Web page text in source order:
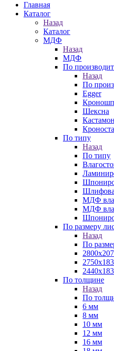
Главная
Каталог
Назад
Каталог
МДФ
Назад
МДФ
По
Назад
По
Egger
Шексна
По типу
Назад
По типу
МДФ
МДФ
По размеру
Назад
По
По толщине
Назад
По
6 мм
8 мм
10 мм
12 мм
16 мм